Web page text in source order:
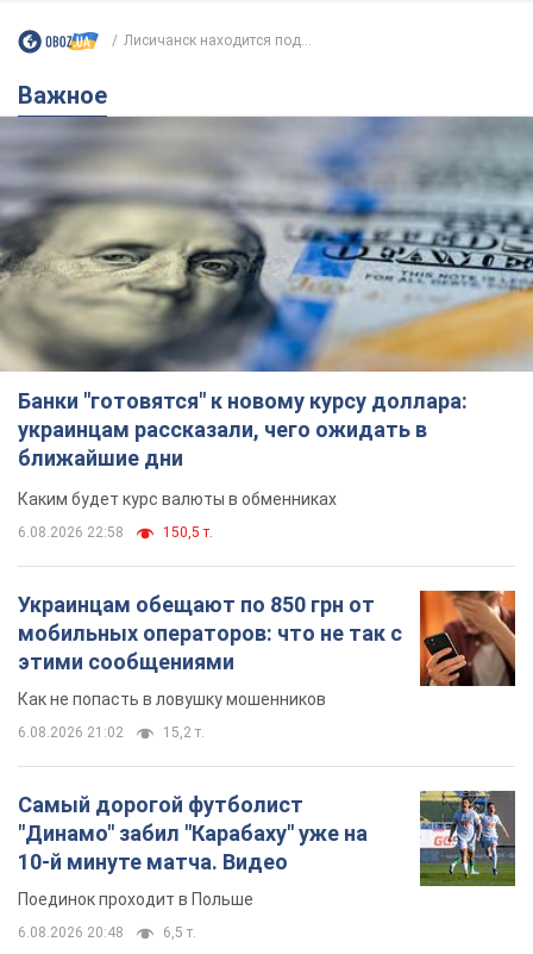
Лисичанск находится под...
Важное
Банки "готовятся" к новому курсу доллара:
украинцам рассказали, чего ожидать в
ближайшие дни
Каким будет курс валюты в обменниках
6.08.2026 22:58 150,5 т.
Украинцам обещают по 850 грн от
мобильных операторов: что не так с
этими сообщениями
Как не попасть в ловушку мошенников
6.08.2026 21:02 15,2 т.
Самый дорогой футболист
"Динамо" забил "Карабаху" уже на
10-й минуте матча. Видео
Поединок проходит в Польше
6.08.2026 20:48 6,5 т.